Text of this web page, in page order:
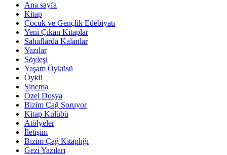
Ana sayfa
Kitap
Çocuk ve Gençlik Edebiyatı
Yeni Çıkan Kitaplar
Sahaflarda Kalanlar
Yazılar
Söyleşi
Yaşam Öyküsü
Öykü
Sinema
Özel Dosya
Bizim Çağ Soruyor
Kitap Kulübü
Atölyeler
İletişim
Bizim Çağ Kitaplığı
Gezi Yazıları